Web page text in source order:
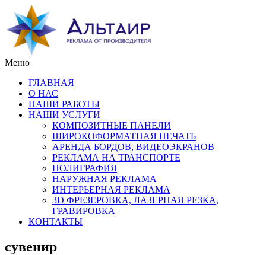
Меню
ГЛАВНАЯ
О НАС
НАШИ РАБОТЫ
НАШИ УСЛУГИ
КОМПОЗИТНЫЕ ПАНЕЛИ
ШИРОКОФОРМАТНАЯ ПЕЧАТЬ
АРЕНДА БОРДОВ, ВИДЕОЭКРАНОВ
РЕКЛАМА НА ТРАНСПОРТЕ
ПОЛИГРАФИЯ
НАРУЖНАЯ РЕКЛАМА
ИНТЕРЬЕРНАЯ РЕКЛАМА
3D ФРЕЗЕРОВКА, ЛАЗЕРНАЯ РЕЗКА,
ГРАВИРОВКА
КОНТАКТЫ
сувенир